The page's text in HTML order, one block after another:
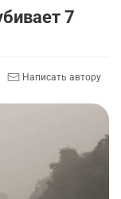
7
Написать автору